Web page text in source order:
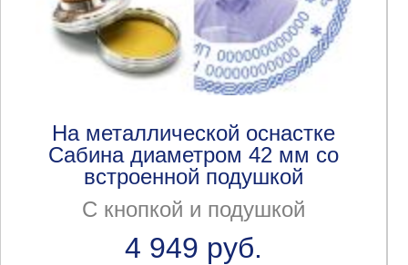
На металлической оснастке
Сабина диаметром 42 мм со
встроенной подушкой
С кнопкой и подушкой
4 949 руб.